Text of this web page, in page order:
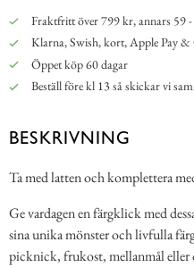
Fraktfritt över 799 kr, annars 59
Klarna, Swish, kort, Apple Pay &
Öppet köp 60 dagar
Beställ före kl 13 så skickar vi
BESKRIVNING
Ta med latten och komplettera
Ge vardagen en färgklick med
sina unika mönster och livfulla
picknick, frukost, mellanmål eller